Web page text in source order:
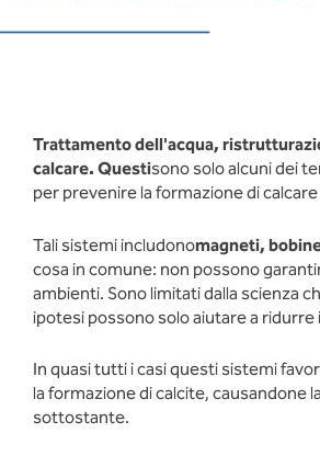
Trattamento dell'acqua,
calcare. Questisono solo alcuni dei
per prevenire la formazione di
Tali sistemi includonomagneti,
cosa in comune: non possono
ambienti. Sono limitati dalla scienza
ipotesi possono solo aiutare a
In quasi tutti i casi questi sistemi
la formazione di calcite, causandone
sottostante.